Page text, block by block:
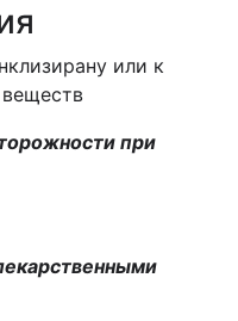
или к
при